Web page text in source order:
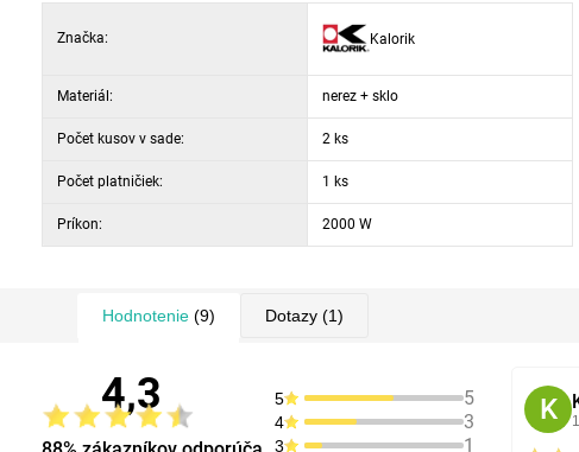
Značka: Kalorik
Materiál: nerez + sklo
Počet kusov v sade: 2 ks
Počet platničiek: 1 ks
Príkon: 2000 W
Hodnotenie (9) Dotazy (1)
4,3 5 5
4 3
3 1
K